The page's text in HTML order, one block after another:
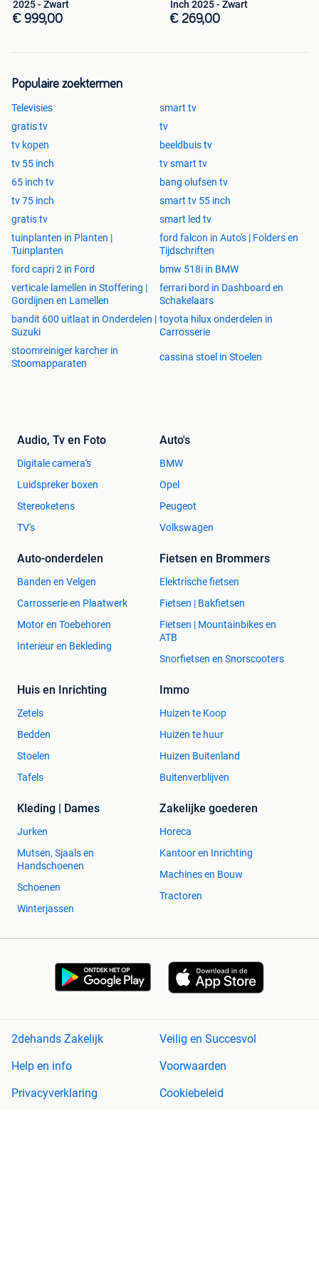
2025 - Zwart
€ 999,00
Inch 2025 - Zwart
€ 269,00
Populaire zoektermen
Televisies
smart tv
gratis tv
tv
tv kopen
beeldbuis tv
tv 55 inch
tv smart tv
65 inch tv
bang olufsen tv
tv 75 inch
smart tv 55 inch
gratis tv
smart led tv
tuinplanten in Planten |
Tuinplanten
ford falcon in Auto's | Folders en
Tijdschriften
ford capri 2 in Ford
bmw 518i in BMW
verticale lamellen in Stoffering |
Gordijnen en Lamellen
ferrari bord in Dashboard en
Schakelaars
bandit 600 uitlaat in Onderdelen |
Suzuki
toyota hilux onderdelen in
Carrosserie
stoomreiniger karcher in
Stoomapparaten
cassina stoel in Stoelen
Audio, Tv en Foto
Digitale camera's
Luidspreker boxen
Stereoketens
TV's
Auto's
BMW
Opel
Peugeot
Volkswagen
Auto-onderdelen
Banden en Velgen
Carrosserie en Plaatwerk
Motor en Toebehoren
Interieur en Bekleding
Fietsen en Brommers
Elektrische fietsen
Fietsen | Bakfietsen
Fietsen | Mountainbikes en
ATB
Snorfietsen en Snorscooters
Huis en Inrichting
Zetels
Bedden
Stoelen
Tafels
Immo
Huizen te Koop
Huizen te huur
Huizen Buitenland
Buitenverblijven
Kleding | Dames
Jurken
Mutsen, Sjaals en
Handschoenen
Schoenen
Winterjassen
Zakelijke goederen
Horeca
Kantoor en Inrichting
Machines en Bouw
Tractoren
2dehands Zakelijk
Veilig en Succesvol
Help en info
Voorwaarden
Privacyverklaring
Cookiebeleid